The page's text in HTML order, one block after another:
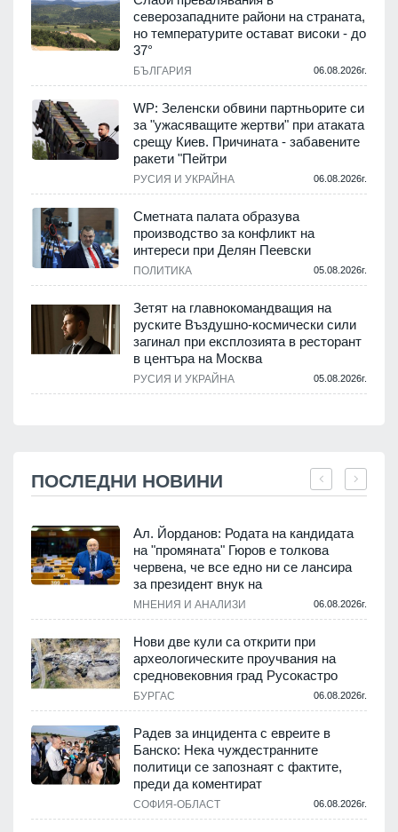
северозападните райони на страната,
но температурите остават високи - до
37°
БЪЛГАРИЯ 06.08.2026г.
WP: Зеленски обвини партньорите си
за "ужасяващите жертви" при атаката
срещу Киев. Причината - забавените
ракети "Пейтри
РУСИЯ И УКРАЙНА 06.08.2026г.
Сметната палата образува
производство за конфликт на
интереси при Делян Пеевски
ПОЛИТИКА 05.08.2026г.
Зетят на главнокомандващия на
руските Въздушно-космически сили
загинал при експлозията в ресторант
в центъра на Москва
РУСИЯ И УКРАЙНА 05.08.2026г.
ПОСЛЕДНИ НОВИНИ
Ал. Йорданов: Родата на кандидата
на "промяната" Гюров е толкова
червена, че все едно ни се лансира
за президент внук на
МНЕНИЯ И АНАЛИЗИ 06.08.2026г.
Нови две кули са открити при
археологическите проучвания на
средновековния град Русокастро
БУРГАС 06.08.2026г.
Радев за инцидента с евреите в
Банско: Нека чуждестранните
политици се запознаят с фактите,
преди да коментират
СОФИЯ-ОБЛАСТ 06.08.2026г.